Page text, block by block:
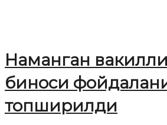
Наманган
биноси
топширилди